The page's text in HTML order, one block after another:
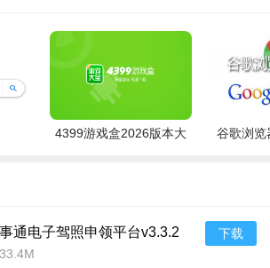
4399游戏盒2026版本大
谷歌浏览
通电子驾照申领平台v3.3.2
版 电子驾照申领
下载